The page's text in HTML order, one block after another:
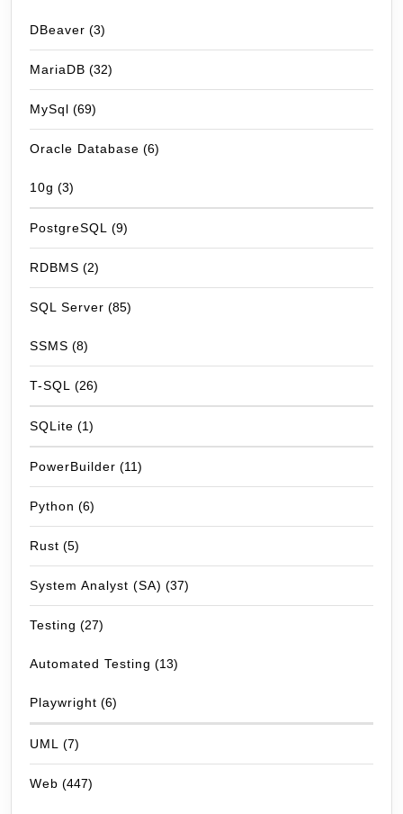
DBeaver (3)
MariaDB (32)
MySql (69)
Oracle Database (6)
10g (3)
PostgreSQL (9)
RDBMS (2)
SQL Server (85)
SSMS (8)
T-SQL (26)
SQLite (1)
PowerBuilder (11)
Python (6)
Rust (5)
System Analyst (SA) (37)
Testing (27)
Automated Testing (13)
Playwright (6)
UML (7)
Web (447)